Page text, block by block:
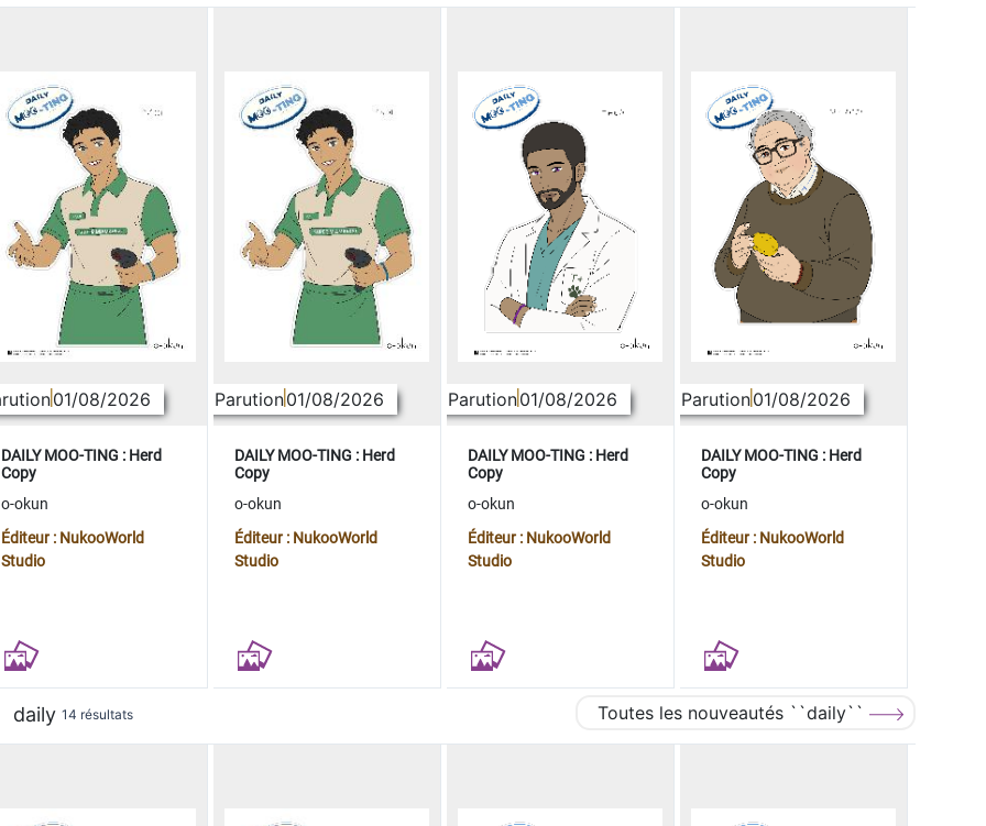
01/08/2026
DAILY MOO-TING : Herd
Copy
o-okun
Éditeur : NukooWorld
Studio
Parution01/08/2026
DAILY MOO-TING : Herd
Copy
o-okun
Éditeur : NukooWorld
Studio
Parution01/08/2026
DAILY MOO-TING : Herd
Copy
o-okun
Éditeur : NukooWorld
Studio
Parution01/08/2026
DAILY MOO-TING : Herd
Copy
o-okun
Éditeur : NukooWorld
Studio
daily 14 résultats Toutes les nouveautés ``daily``